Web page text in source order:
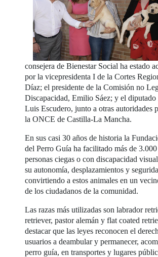
consejera de Bienestar Social ha estado
por la vicepresidenta I de la Cortes
Díaz; el presidente de la Comisión no
Discapacidad, Emilio Sáez; y el diputado
Luis Escudero, junto a otras autoridades
la ONCE de Castilla-La Mancha.
En sus casi 30 años de historia la
del Perro Guía ha facilitado más de
personas ciegas o con discapacidad
su autonomía, desplazamientos y
convirtiendo a estos animales en un
de los ciudadanos de la comunidad.
Las razas más utilizadas son labrador
retriever, pastor alemán y flat coated
destacar que las leyes reconocen el
usuarios a deambular y permanecer,
perro guía, en transportes y lugares